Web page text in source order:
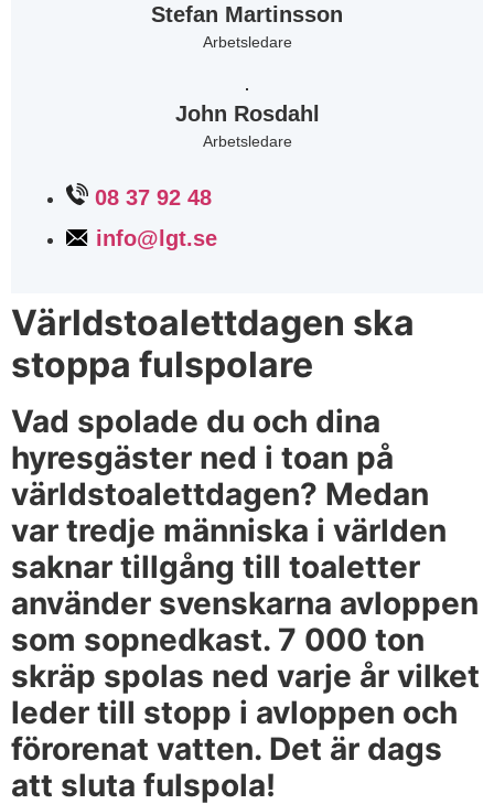
Stefan Martinsson
Arbetsledare
John Rosdahl
Arbetsledare
08 37 92 48
info@lgt.se
Världstoalettdagen ska
stoppa fulspolare
Vad spolade du och dina
hyresgäster ned i toan på
världstoalettdagen? Medan
var tredje människa i världen
saknar tillgång till toaletter
använder svenskarna avloppen
som sopnedkast. 7 000 ton
skräp spolas ned varje år vilket
leder till stopp i avloppen och
förorenat vatten. Det är dags
att sluta fulspola!